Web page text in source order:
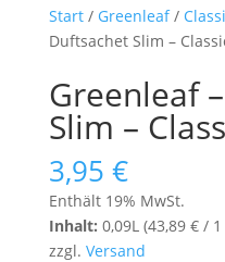
Start/ Greenleaf/
Duftsachet Slim –
Greenleaf
Slim –
3,95 €
Enthält 19% MwSt.
Inhalt: 0,09L (43,89 €/ 1
zzgl. Versand